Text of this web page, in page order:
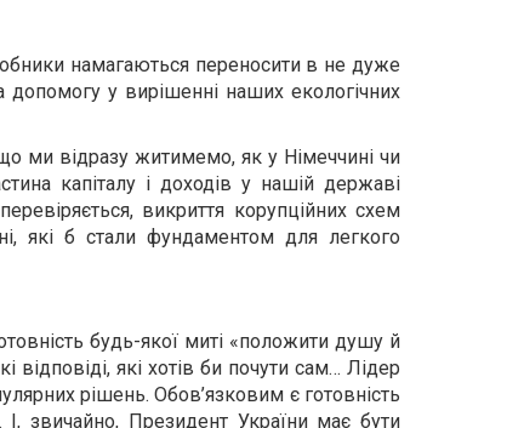
намагаються переносити в не дуже
допомогу у вирішенні наших екологічних
ми відразу житимемо, як у Німеччині чи
капіталу і доходів у нашій державі
викриття корупційних схем
які б стали фундаментом для легкого
будь-якої миті «положити душу й
які хотів би почути сам… Лідер
рішень. Обов’язковим є готовність
І, звичайно, Президент України має бути